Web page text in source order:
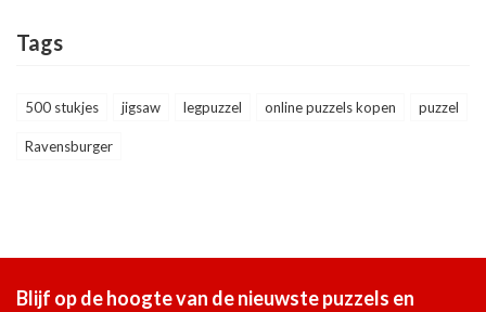
Tags
500 stukjes jigsaw legpuzzel online puzzels kopen puzzel
Ravensburger
Blijf op de hoogte van de nieuwste puzzels en